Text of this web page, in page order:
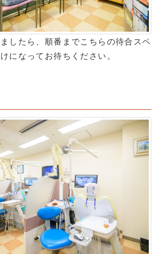
したら、順番までこちらの待合スペ
になってお待ちください。